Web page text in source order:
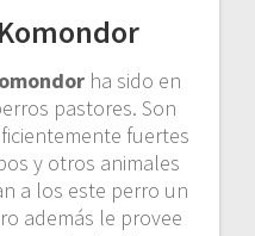
ha sido en
pastores. Son
fuertes
y otros animales
a los este perro un
además le provee